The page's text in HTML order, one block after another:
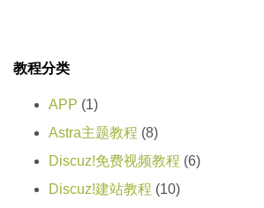
教程分类
APP (1)
Astra主题教程 (8)
Discuz!免费视频教程 (6)
Discuz!建站教程 (10)